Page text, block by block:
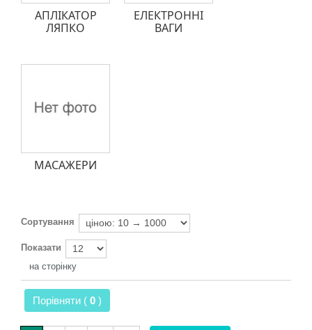
АПЛІКАТОР
ЛЯПКО
ЕЛЕКТРОННІ
ВАГИ
МАСАЖЕРИ
Сортування
Показати
на сторінку
Порівняти ( 0 )